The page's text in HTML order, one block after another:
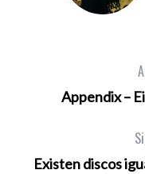
Appendix ‎–
Existen discos